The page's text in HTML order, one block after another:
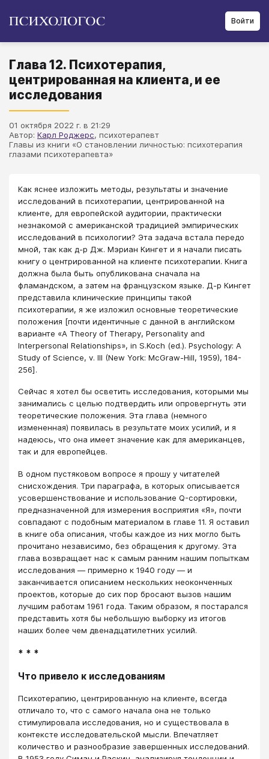
Войти
Глава 12. Психотерапия,
центрированная на клиента, и ее
исследования
01 октября 2022 г. в 21:29
Автор: Карл Роджерс, психотерапевт
Главы из книги «О становлении личностью: психотерапия
глазами психотерапевта»
Как яснее изложить методы, результаты и значение
исследований в психотерапии, центрированной на
клиенте, для европейской аудитории, практически
незнакомой с американской традицией эмпирических
исследований в психологии? Эта задача встала передо
мной, так как д-р Дж. Мэриан Кингет и я начали писать
книгу о центрированной на клиенте психотерапии. Книга
должна была быть опубликована сначала на
фламандском, а затем на французском языке. Д-р Кингет
представила клинические принципы такой
психотерапии, я же изложил основные теоретические
положения [почти идентичные с данной в английском
варианте «A Theory of Therapy, Personality and
Interpersonal Relationships», in S.Koch (ed.). Psychology: A
Study of Science, v. Ill (New York: McGraw-Hill, 1959), 184-
256].
Сейчас я хотел бы осветить исследования, которыми мы
занимались с целью подтвердить или опровергнуть эти
теоретические положения. Эта глава (немного
измененная) появилась в результате моих усилий, и я
надеюсь, что она имеет значение как для американцев,
так и для европейцев.
В одном пустяковом вопросе я прошу у читателей
снисхождения. Три параграфа, в которых описывается
усовершенствование и использование Q-сортировки,
предназначенной для измерения восприятия «Я», почти
совпадают с подобным материалом в главе 11. Я оставил
в книге оба описания, чтобы каждое из них могло быть
прочитано независимо, без обращения к другому. Эта
глава возвращает нас к самым ранним нашим попыткам
исследования ― примерно к 1940 году ― и
заканчивается описанием нескольких неоконченных
проектов, которые до сих пор бросают вызов нашим
лучшим работам 1961 года. Таким образом, я постарался
представить хотя бы небольшую выборку из итогов
наших более чем двенадцатилетних усилий.
* * *
Что привело к исследованиям
Психотерапию, центрированную на клиенте, всегда
отличало то, что с самого начала она не только
стимулировала исследования, но и существовала в
контексте исследовательской мысли. Впечатляет
количество и разнообразие завершенных исследований.